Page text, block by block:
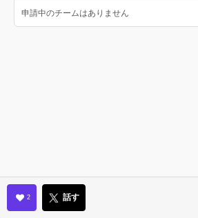
申請中のチームはありません
2 話す